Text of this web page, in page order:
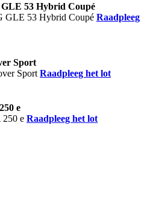
53 Hybrid Coupé
Raadpleeg
Sport
Raadpleeg het lot
e
Raadpleeg het lot